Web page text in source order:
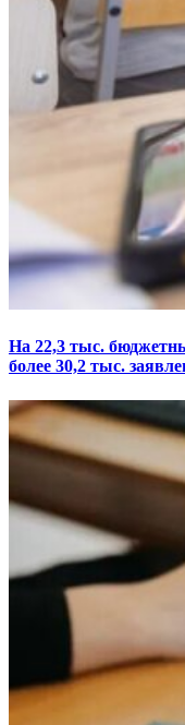
На 22,3 тыс.
более 30,2 тыс.